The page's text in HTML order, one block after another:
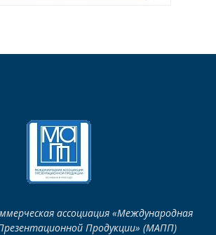
ассоциация «Международная
Продукции» (МАПП)